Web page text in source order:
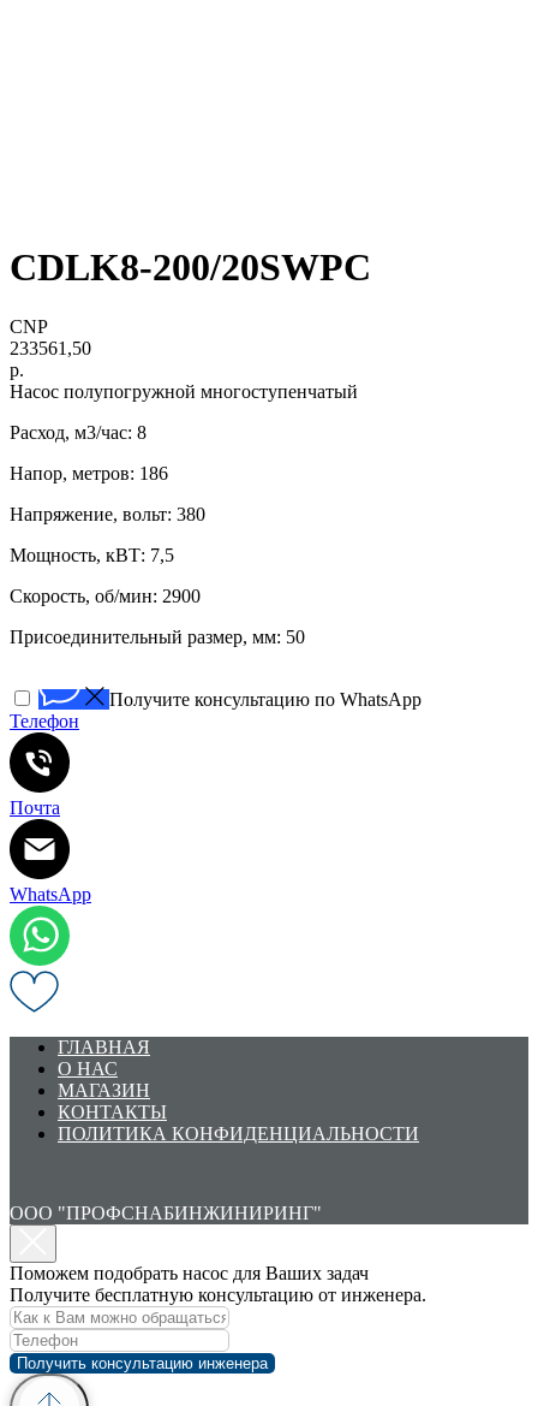
CDLK8-200/20SWPC
CNP
233561,50
р.
Насос полупогружной многоступенчатый
Расход, м3/час: 8
Напор, метров: 186
Напряжение, вольт: 380
Мощность, кВТ: 7,5
Скорость, об/мин: 2900
Присоединительный размер, мм: 50
Получите консультацию по WhatsApp
Телефон
Почта
WhatsApp
ГЛАВНАЯ
О НАС
МАГАЗИН
КОНТАКТЫ
ПОЛИТИКА КОНФИДЕНЦИАЛЬНОСТИ
ООО "ПРОФСНАБИНЖИНИРИНГ"
Поможем подобрать насос для Ваших задач
Получите бесплатную консультацию от инженера.
Получить консультацию инженера